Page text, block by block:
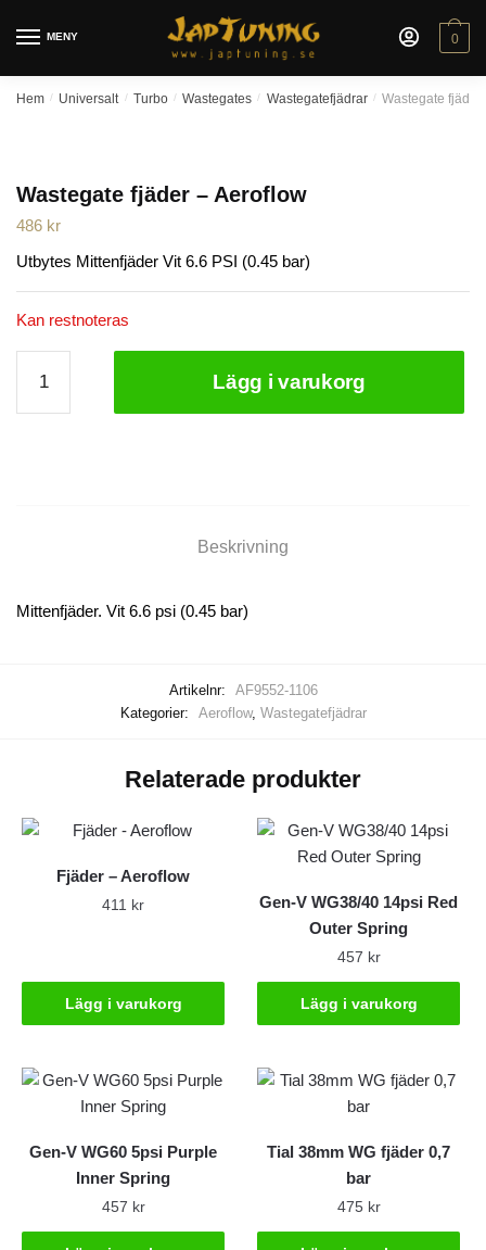
MENY 0
Hem / Universalt / Turbo / Wastegates / Wastegatefjädrar / Wastegate fjäder
Wastegate fjäder – Aeroflow
486 kr
Utbytes Mittenfjäder Vit 6.6 PSI (0.45 bar)
Kan restnoteras
fjäder
-
Lägg i varukorg
Beskrivning
Mittenfjäder. Vit 6.6 psi (0.45 bar)
Artikelnr:
AF9552-1106
Kategorier:
Aeroflow, Wastegatefjädrar
Relaterade produkter
Fjäder – Aeroflow
411 kr
Lägg i varukorg
Gen-V WG38/40 14psi Red
Outer Spring
457 kr
Lägg i varukorg
Gen-V WG60 5psi Purple
Inner Spring
457 kr
Tial 38mm WG fjäder 0,7
bar
475 kr